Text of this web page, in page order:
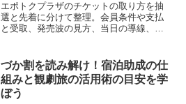
エポトクプラザのチケットの取り方を抽
選と先着に分けて整理。会員条件や支払
と受取、発売波の見方、当日の導線、比
型です。
づか割を読み解け！宿泊助成の仕
組みと観劇旅の活用術の目安を学
ぼう